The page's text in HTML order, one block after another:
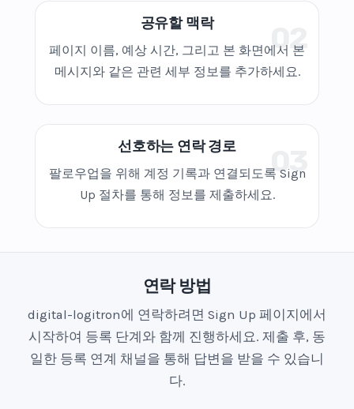
02
공유할 맥락
페이지 이름, 예상 시간, 그리고 본 화면에서 본
메시지와 같은 관련 세부 정보를 추가하세요.
03
선호하는 연락 경로
팔로우업을 위해 계정 기록과 연결되도록 Sign
Up 절차를 통해 정보를 제출하세요.
연락 방법
digital-logitron에 연락하려면 Sign Up 페이지에서
시작하여 등록 단계와 함께 진행하세요. 제출 후, 동
일한 등록 연계 채널을 통해 답변을 받을 수 있습니
다.